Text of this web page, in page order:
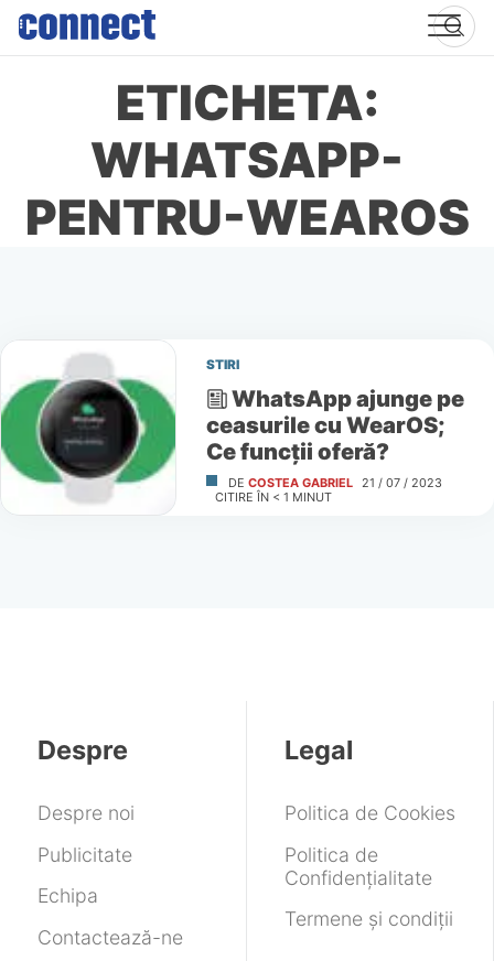
Skip
content
ETICHETA:
WHATSAPP-
PENTRU-WEAROS
STIRI
WhatsApp ajunge pe
ceasurile cu WearOS;
Ce funcţii oferă?
DE COSTEA GABRIEL 21 / 07 / 2023
CITIRE ÎN < 1 MINUT
Despre
Despre noi
Publicitate
Echipa
Contactează-ne
Legal
Politica de Cookies
Politica de
Confidențialitate
Termene și condiții